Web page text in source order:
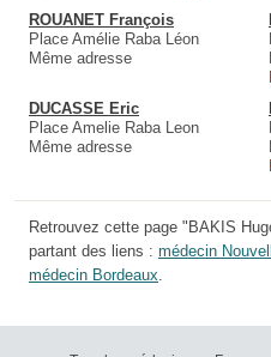
ROUANET François
Place Amélie Raba Léon
Même adresse
DUCASSE Eric
Place Amelie Raba Leon
Même adresse
Retrouvez cette page "BAKIS
partant des liens : médecin
médecin Bordeaux.